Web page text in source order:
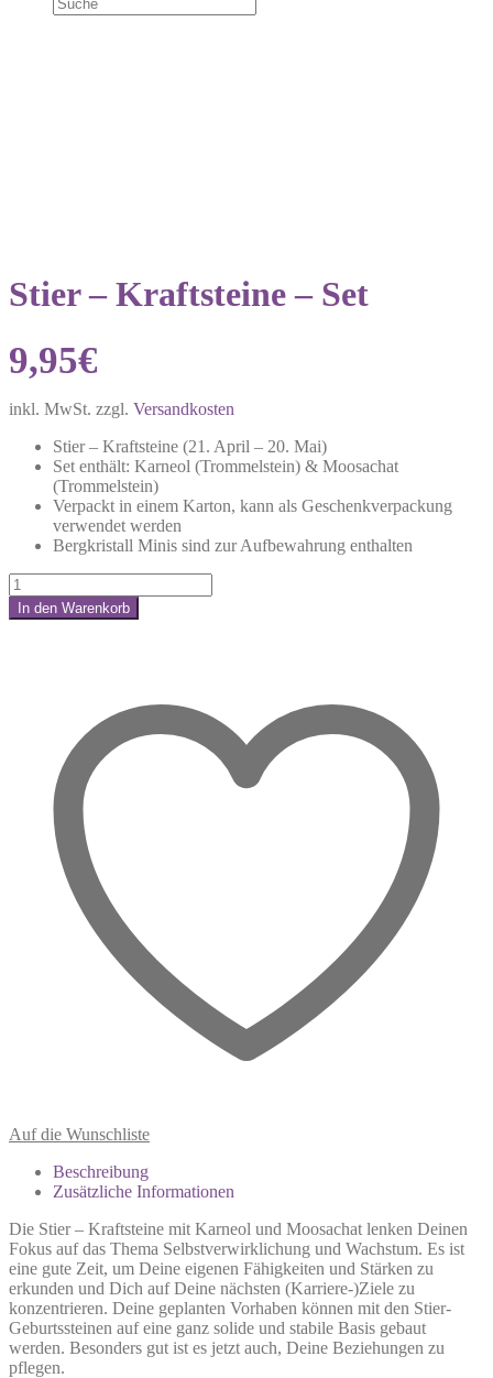
Stier – Kraftsteine – Set
9,95€
inkl. MwSt. zzgl. Versandkosten
Stier – Kraftsteine (21. April – 20. Mai)
Set enthält: Karneol (Trommelstein) & Moosachat
(Trommelstein)
Verpackt in einem Karton, kann als Geschenkverpackung
verwendet werden
Bergkristall Minis sind zur Aufbewahrung enthalten
Stier
-
Kraftsteine
In den Warenkorb
Auf die Wunschliste
Beschreibung
Zusätzliche Informationen
Die Stier – Kraftsteine mit Karneol und Moosachat lenken Deinen
Fokus auf das Thema Selbstverwirklichung und Wachstum. Es ist
eine gute Zeit, um Deine eigenen Fähigkeiten und Stärken zu
erkunden und Dich auf Deine nächsten (Karriere-)Ziele zu
konzentrieren. Deine geplanten Vorhaben können mit den Stier-
Geburtssteinen auf eine ganz solide und stabile Basis gebaut
werden. Besonders gut ist es jetzt auch, Deine Beziehungen zu
pflegen.